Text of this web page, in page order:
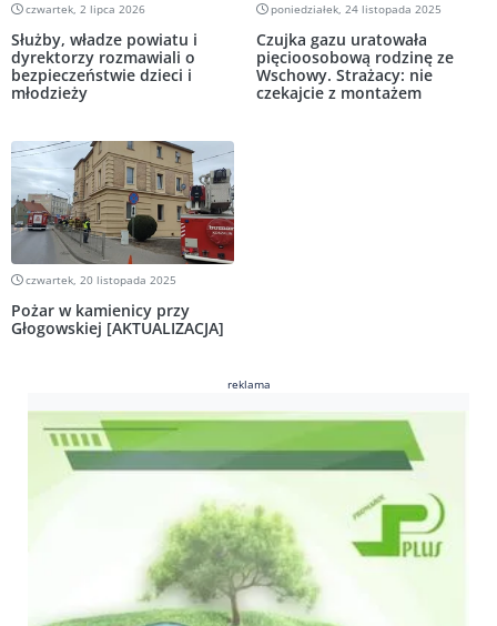
czwartek, 2 lipca 2026
Służby, władze powiatu i
dyrektorzy rozmawiali o
bezpieczeństwie dzieci i
młodzieży
poniedziałek, 24 listopada 2025
Czujka gazu uratowała
pięcioosobową rodzinę ze
Wschowy. Strażacy: nie
czekajcie z montażem
czwartek, 20 listopada 2025
Pożar w kamienicy przy
Głogowskiej [AKTUALIZACJA]
reklama